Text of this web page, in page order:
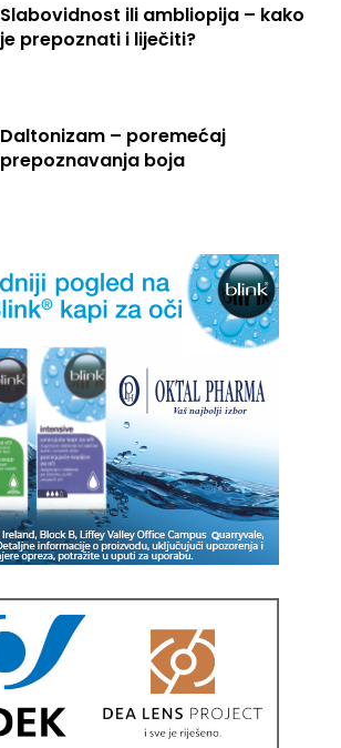
Slabovidnost ili ambliopija – kako
je prepoznati i liječiti?
Daltonizam – poremećaj
prepoznavanja boja